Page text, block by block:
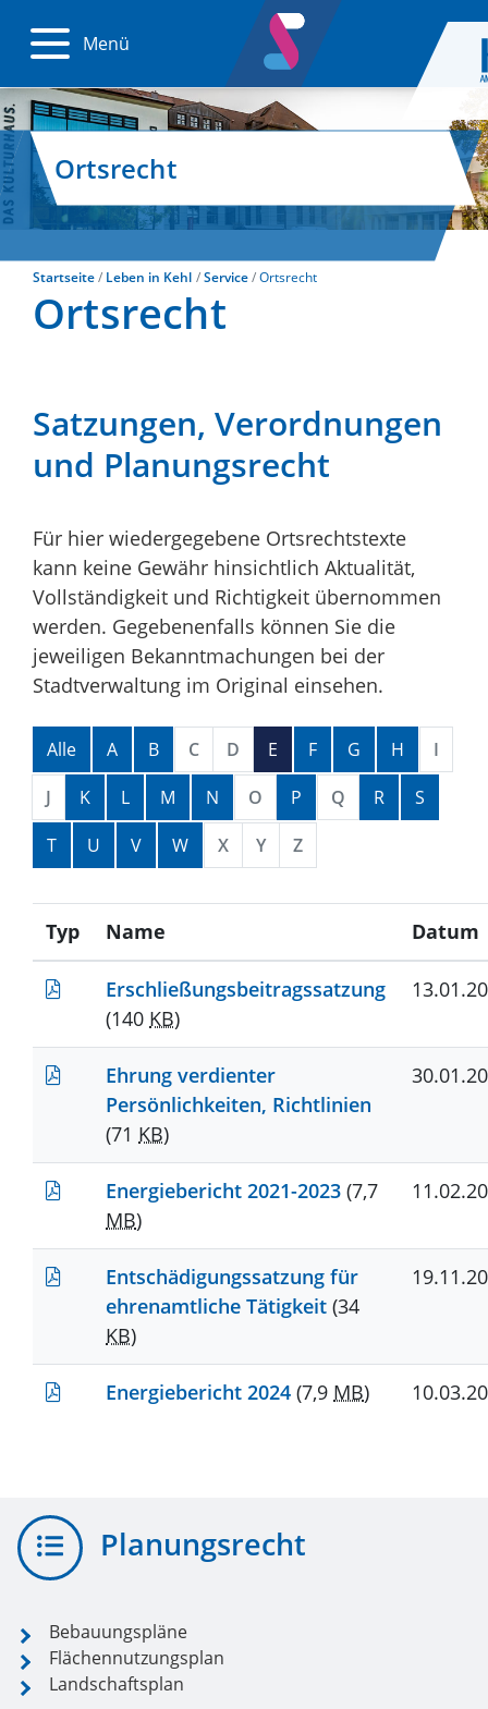
Menü
Ortsrecht
Startseite Leben in Kehl Service Ortsrecht
Ortsrecht
Satzungen, Verordnungen
und Planungsrecht
Für hier wiedergegebene Ortsrechtstexte
kann keine Gewähr hinsichtlich Aktualität,
Vollständigkeit und Richtigkeit übernommen
werden. Gegebenenfalls können Sie die
jeweiligen Bekanntmachungen bei der
Stadtverwaltung im Original einsehen.
Alphabetisches Register überspringen
Alle A B C D E F G H
I
J
K L M N O P Q R
S
T
U V W X Y Z
Typ Name Datum
Erschließungsbeitragssatzung
(140 KB)
Ehrung verdienter
Persönlichkeiten, Richtlinien
(71 KB)
Energiebericht 2021-2023 (7,7
MB)
Entschädigungssatzung für
ehrenamtliche Tätigkeit (34
KB)
Energiebericht 2024 (7,9 MB)
Planungsrecht
Bebauungspläne
Flächennutzungsplan
Landschaftsplan